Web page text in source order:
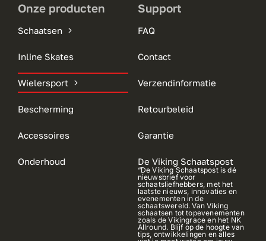
Onze producten
Schaatsen
Inline Skates
Wielersport
Bescherming
Accessoires
Onderhoud
Support
FAQ
Contact
Verzendinformatie
Retourbeleid
Garantie
De Viking Schaatspost
“De Viking Schaatspost is dé
nieuwsbrief voor
schaatsliefhebbers, met het
laatste nieuws, innovaties en
evenementen in de
schaatswereld. Van Viking
schaatsen tot topevenementen
zoals de Vikingrace en het NK
Allround. Blijf op de hoogte van
tips, ontwikkelingen en alles